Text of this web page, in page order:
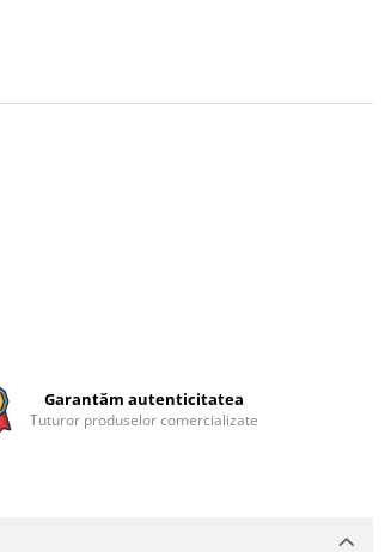
Garantăm autenticitatea
Tuturor produselor comercializate